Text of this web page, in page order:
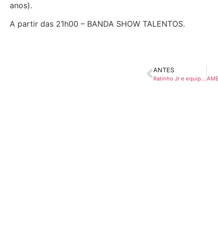
anos).
A partir das 21h00 – BANDA SHOW TALENTOS.
ANTES
Ratinho Jr e equipe vão participar da Movelpar